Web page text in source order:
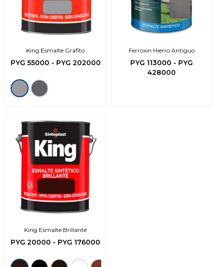
King Esmalte Grafito
PYG 55000 - PYG 202000
Ferroxin Hierro Antiguo
PYG 113000 - PYG
428000
King Esmalte Brillante
PYG 20000 - PYG 176000